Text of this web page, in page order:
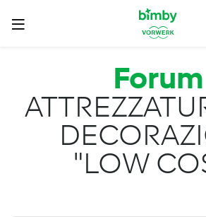
Salta al contenuto principale
Forum
"LOW